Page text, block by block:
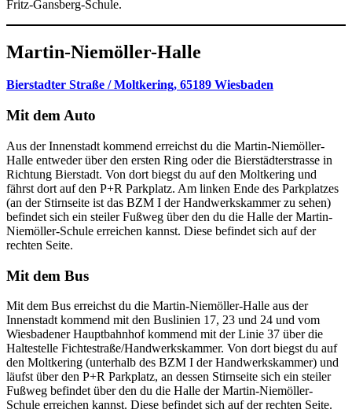
Fritz-Gansberg-Schule.
Martin-Niemöller-Halle
Bierstadter Straße / Moltkering, 65189 Wiesbaden
Mit dem Auto
Aus der Innenstadt kommend erreichst du die Martin-Niemöller-
Halle entweder über den ersten Ring oder die Bierstädterstrasse in
Richtung Bierstadt. Von dort biegst du auf den Moltkering und
fährst dort auf den P+R Parkplatz. Am linken Ende des Parkplatzes
(an der Stirnseite ist das BZM I der Handwerkskammer zu sehen)
befindet sich ein steiler Fußweg über den du die Halle der Martin-
Niemöller-Schule erreichen kannst. Diese befindet sich auf der
rechten Seite.
Mit dem Bus
Mit dem Bus erreichst du die Martin-Niemöller-Halle aus der
Innenstadt kommend mit den Buslinien 17, 23 und 24 und vom
Wiesbadener Hauptbahnhof kommend mit der Linie 37 über die
Haltestelle Fichtestraße/Handwerkskammer. Von dort biegst du auf
den Moltkering (unterhalb des BZM I der Handwerkskammer) und
läufst über den P+R Parkplatz, an dessen Stirnseite sich ein steiler
Fußweg befindet über den du die Halle der Martin-Niemöller-
Schule erreichen kannst. Diese befindet sich auf der rechten Seite.